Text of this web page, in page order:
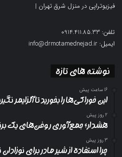
فیزیوتراپی در منزل شرق تهران |
تلفن: 0914.411.85.33
ایمیل: info@drmotamednejad.ir
نوشته های تازه
16 ساعت پیش
این خوراکی‌ها را بخورید تا آلزایمر
2 روز پیش
هشدار؛ جمع‌آوری روغن‌های یک
3 روز پیش
چرا استفاده از شیر مادر برای